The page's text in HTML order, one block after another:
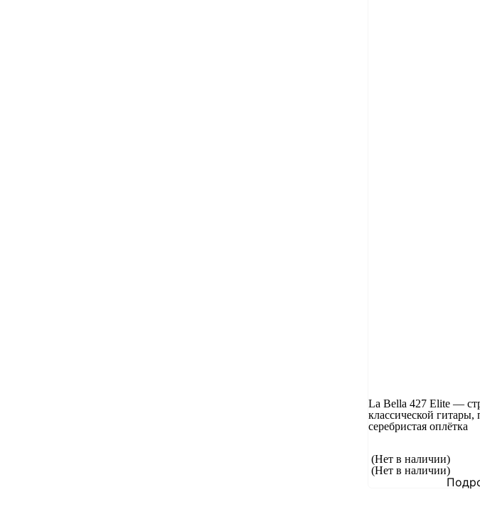
La Bella 427 Elite —
классической
серебристая оплётка
(Нет в наличии)
(Нет в наличии)